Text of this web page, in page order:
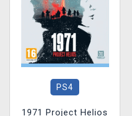
PS4
1971 Project Helios